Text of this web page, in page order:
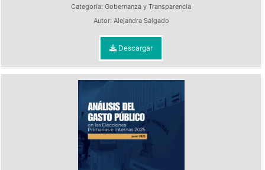
Categoría: Gobernanza y Transparencia
Autor: Alejandra Salgado
Descargar